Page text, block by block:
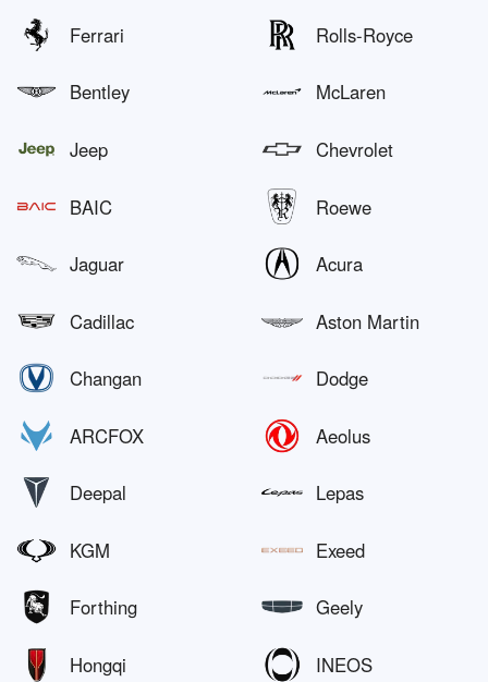
Ferrari Rolls-Royce
Bentley McLaren
Jeep Chevrolet
BAIC Roewe
Jaguar Acura
Cadillac Aston Martin
Changan Dodge
ARCFOX Aeolus
Deepal Lepas
KGM Exeed
Forthing Geely
Hongqi INEOS